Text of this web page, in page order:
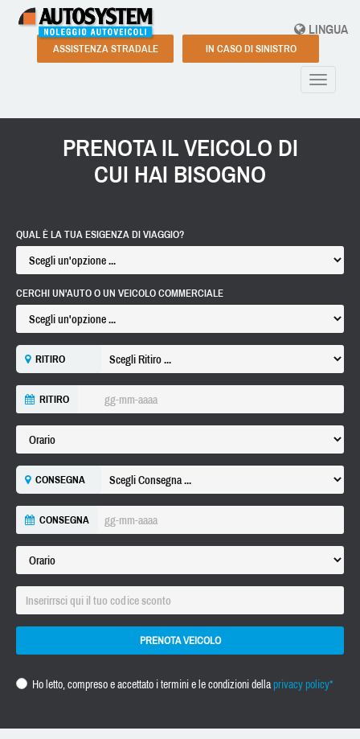
LINGUA
ASSISTENZA STRADALE IN CASO DI SINISTRO
Toggle
PRENOTA IL VEICOLO DI
CUI HAI BISOGNO
QUAL È LA TUA ESIGENZA DI VIAGGIO?
CERCHI UN'AUTO O UN VEICOLO COMMERCIALE
RITIRO
RITIRO
CONSEGNA
CONSEGNA
PRENOTA VEICOLO
Ho letto, compreso e accettato i termini e le condizioni dellaprivacy policy*